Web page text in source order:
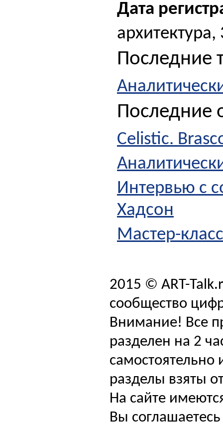
Дата
Последние
Последние
Celistic.
Интервью с
Хадсон
Мастер-
2015 © ART-
сообщество
Внимание! Все
разделен на 2
самостоятельно
разделы взяты
На сайте
Вы